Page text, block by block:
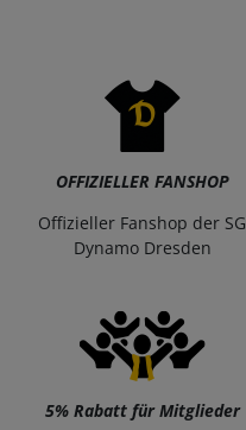
OFFIZIELLER FANSHOP
Offizieller Fanshop der SG
Dynamo Dresden
5% Rabatt für Mitglieder